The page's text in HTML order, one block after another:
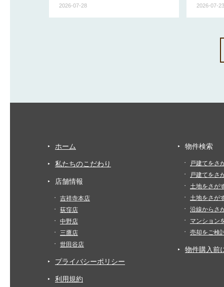
2026-07-28 2026-07-23
ホーム
私たちのこだわり
店舗情報
吉祥寺本店
荻窪店
中野店
三鷹店
世田谷店
プライバシーポリシー
利用規約
物件検索
戸建てをさ
戸建てをさ
土地をさが
土地をさが
沿線からさ
マンション
売却をご検
物件購入前